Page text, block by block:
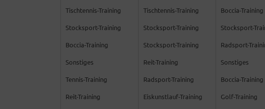
Tischtennis-Training
Stocksport-Training
Boccia-Training
Sonstiges
Tennis-Training
Reit-Training
Tischtennis-Training
Stocksport-Training
Stocksport-Training
Reit-Training
Radsport-Training
Eiskunstlauf-Training
Boccia-Training
Stocksport-
Radsport-
Sonstiges
Boccia-Training
Golf-Training